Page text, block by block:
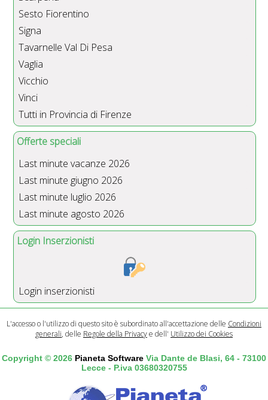
Sesto Fiorentino
Signa
Tavarnelle Val Di Pesa
Vaglia
Vicchio
Vinci
Tutti in Provincia di Firenze
Offerte speciali
Last minute vacanze 2026
Last minute giugno 2026
Last minute luglio 2026
Last minute agosto 2026
Login Inserzionisti
Login inserzionisti
L'accesso o l'utilizzo di questo sito è subordinato all'accettazione delle Condizioni
generali, delle Regole della Privacye dell' Utilizzo dei Cookies
Copyright © 2026 Pianeta Software Via Dante de Blasi, 64 - 73100
Lecce - P.iva 03680320755